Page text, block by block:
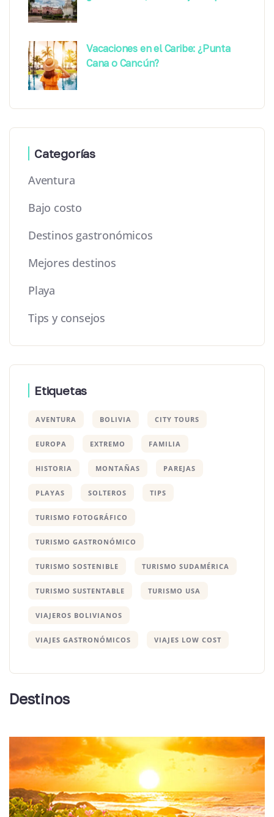
Vacaciones en el Caribe: ¿Punta
Cana o Cancún?
Categorías
Aventura
Bajo costo
Destinos gastronómicos
Mejores destinos
Playa
Tips y consejos
Etiquetas
AVENTURA BOLIVIA CITY TOURS
EUROPA EXTREMO FAMILIA
HISTORIA MONTAÑAS PAREJAS
PLAYAS SOLTEROS TIPS
TURISMO FOTOGRÁFICO
TURISMO GASTRONÓMICO
TURISMO SOSTENIBLE TURISMO SUDAMÉRICA
TURISMO SUSTENTABLE TURISMO USA
VIAJEROS BOLIVIANOS
VIAJES GASTRONÓMICOS VIAJES LOW COST
Destinos